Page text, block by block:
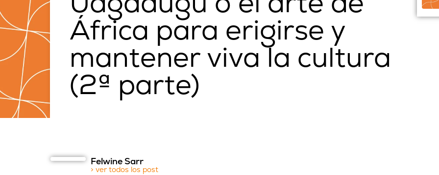
África para erigirse y
mantener viva la cultura
(2ª parte)
Felwine Sarr
> ver todos los post